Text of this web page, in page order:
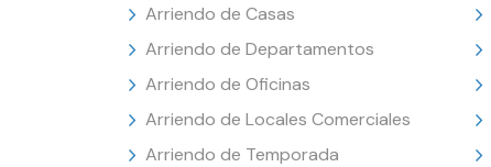
Arriendo de Casas
Arriendo de Departamentos
Arriendo de Oficinas
Arriendo de Locales Comerciales
Arriendo de Temporada